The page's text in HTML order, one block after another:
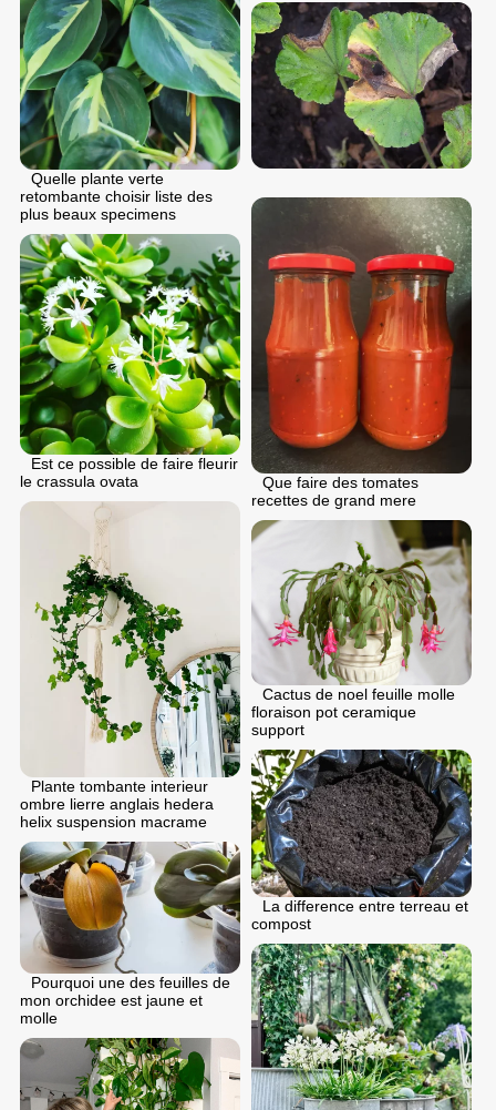
Quelle plante verte
retombante choisir liste des
plus beaux specimens
Que faire des tomates
recettes de grand mere
Est ce possible de faire fleurir
le crassula ovata
Plante tombante interieur
ombre lierre anglais hedera
helix suspension macrame
Cactus de noel feuille molle
floraison pot ceramique
support
La difference entre terreau et
compost
Pourquoi une des feuilles de
mon orchidee est jaune et
molle